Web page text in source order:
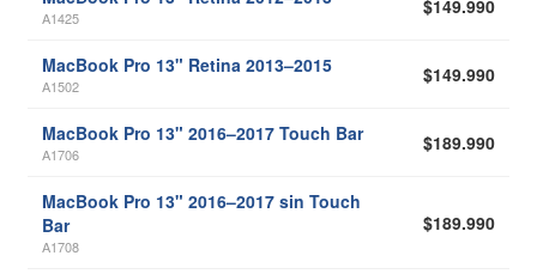
A1425 $149.990
MacBook Pro 13" Retina 2013–2015
A1502 $149.990
MacBook Pro 13" 2016–2017 Touch Bar
A1706 $189.990
MacBook Pro 13" 2016–2017 sin Touch
Bar
A1708
$189.990